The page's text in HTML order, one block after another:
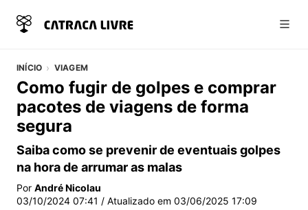
INÍCIO VIAGEM
Como fugir de golpes e comprar
pacotes de viagens de forma
segura
Saiba como se prevenir de eventuais golpes
na hora de arrumar as malas
Por André Nicolau
03/10/2024 07:41 / Atualizado em 03/06/2025 17:09